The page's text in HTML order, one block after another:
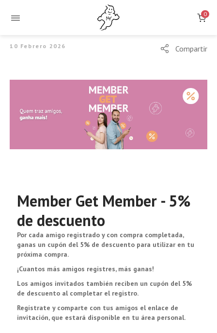
0
10 Febrero 2026 Compartir
Member Get Member - 5%
de descuento
Por cada amigo registrado y con compra completada,
ganas un cupón del 5% de descuento para utilizar en tu
próxima compra.
¡Cuantos más amigos registres, más ganas!
Los amigos invitados también reciben un cupón del 5%
de descuento al completar el registro.
Regístrate y comparte con tus amigos el enlace de
invitación, que estará disponible en tu área personal.